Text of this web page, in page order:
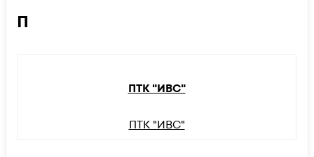
П
ПТК "ИВС"
ПТК "ИВС"